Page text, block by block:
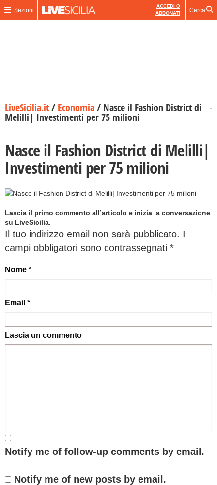
Sezioni
ACCEDI O
ABBONATI
Cerca
LiveSicilia.it/ Economia/ Nasce il Fashion District di
Melilli| Investimenti per 75 milioni
Nasce il Fashion District di Melilli|
Investimenti per 75 milioni
Lascia il primo commento all’articolo e inizia la conversazione
su LiveSicilia.
Il tuo indirizzo email non sarà pubblicato. I
campi obbligatori sono contrassegnati *
Nome *
Email *
Lascia un commento
Notify me of follow-up comments by email.
Notify me of new posts by email.